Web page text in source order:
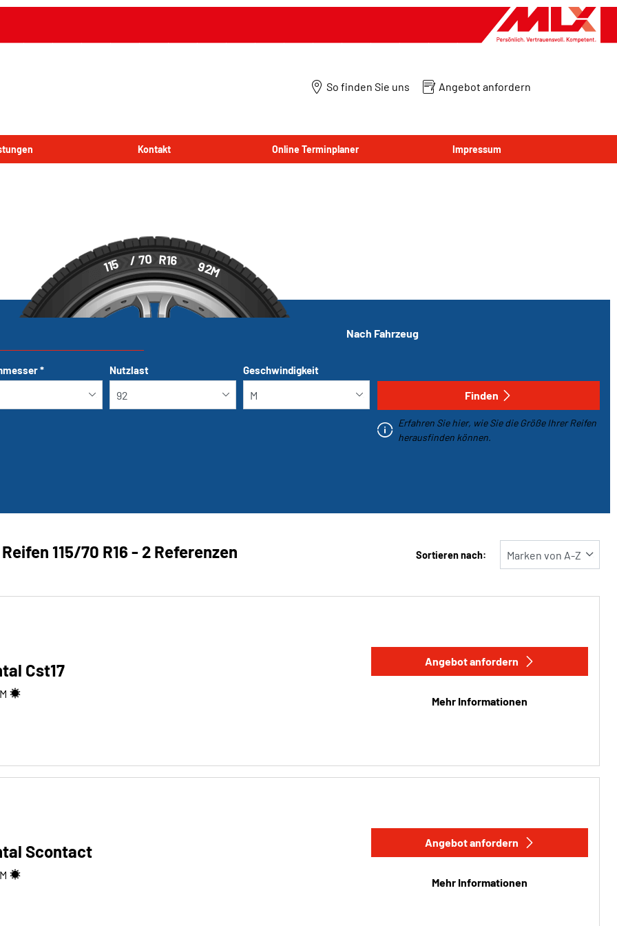
So finden Sie uns Angebot anfordern
Kontakt Online Terminplaner Impressum
115 / 70 R16 92M
Nach Fahrzeug
* Nutzlast Geschwindigkeit
Finden
Erfahren Sie hier, wie Sie die Größe Ihrer Reifen
herausfinden können.
Reifen ‎115/70 R16 - 2 Referenzen Sortieren nach:
Cst17
M
Angebot anfordern
Mehr Informationen
Scontact
M
Angebot anfordern
Mehr Informationen